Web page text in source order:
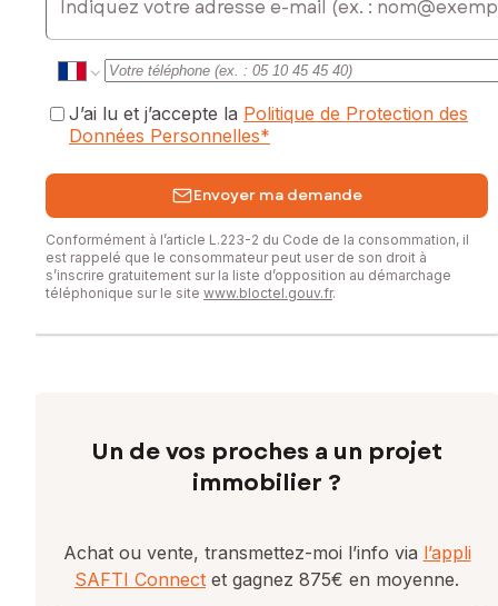
J’ai lu et j’accepte la Politique de Protection des
Données Personnelles*
Envoyer ma demande
Conformément à l’article L.223-2 du Code de la consommation, il
est rappelé que le consommateur peut user de son droit à
s’inscrire gratuitement sur la liste d’opposition au démarchage
téléphonique sur le site www.bloctel.gouv.fr.
Un de vos proches a un projet
immobilier ?
Achat ou vente, transmettez-moi l’info via l’appli
SAFTI Connect et gagnez 875€ en moyenne.